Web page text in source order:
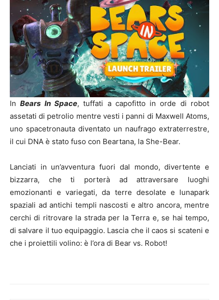
InBears In Space, tuffati a capofitto in orde di robot
assetati di petrolio mentre vesti i panni di Maxwell Atoms,
uno spacetronauta diventato un naufrago extraterrestre,
il cui DNA è stato fuso con Beartana, la She-Bear.
Lanciati in un’avventura fuori dal mondo, divertente e
bizzarra, che ti porterà ad attraversare luoghi
emozionanti e variegati, da terre desolate e lunapark
spaziali ad antichi templi nascosti e altro ancora, mentre
cerchi di ritrovare la strada per la Terra e, se hai tempo,
di salvare il tuo equipaggio. Lascia che il caos si scateni e
che i proiettili volino: è l’ora di Bear vs. Robot!